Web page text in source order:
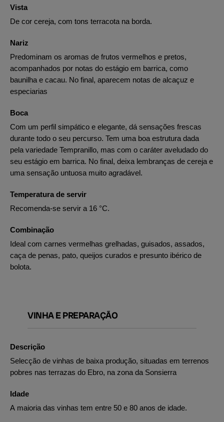
Vista
De cor cereja, com tons terracota na borda.
Nariz
Predominam os aromas de frutos vermelhos e pretos,
acompanhados por notas do estágio em barrica, como
baunilha e cacau. No final, aparecem notas de alcaçuz e
especiarias
Boca
Com um perfil simpático e elegante, dá sensações frescas
durante todo o seu percurso. Tem uma boa estrutura dada
pela variedade Tempranillo, mas com o caráter aveludado do
seu estágio em barrica. No final, deixa lembranças de cereja e
uma sensação untuosa muito agradável.
Temperatura de servir
Recomenda-se servir a 16 °C.
Combinação
Ideal com carnes vermelhas grelhadas, guisados, assados,
caça de penas, pato, queijos curados e presunto ibérico de
bolota.
VINHA E PREPARAÇÃO
Descrição
Selecção de vinhas de baixa produção, situadas em terrenos
pobres nas terrazas do Ebro, na zona da Sonsierra
Idade
A maioria das vinhas tem entre 50 e 80 anos de idade.